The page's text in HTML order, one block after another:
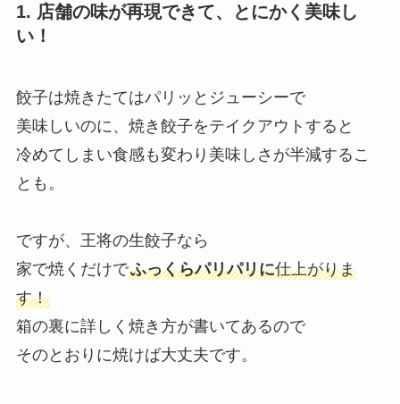
1. 店舗の味が再現できて、とにかく美味し
い！
餃子は焼きたてはパリッとジューシーで
美味しいのに、焼き餃子をテイクアウトすると
冷めてしまい食感も変わり美味しさが半減するこ
とも。
ですが、王将の生餃子なら
家で焼くだけでふっくらパリパリに仕上がりま
す！
箱の裏に詳しく焼き方が書いてあるので
そのとおりに焼けば大丈夫です。